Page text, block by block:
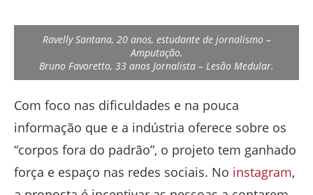
Ravelly Santana, 20 anos, estudante de jornalismo –
Amputação.
Bruno Favoretto, 33 anos Jornalista – Lesão Medular.
Com foco nas dificuldades e na pouca
informação que e a indústria oferece sobre os
“corpos fora do padrão”, o projeto tem ganhado
força e espaço nas redes sociais. No instagram,